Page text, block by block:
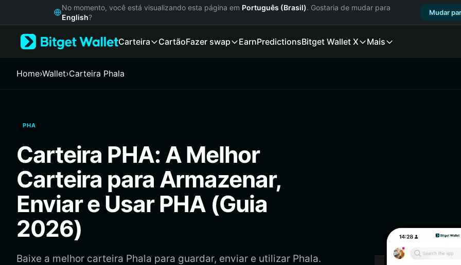
Русский
Italiano
繁體中文
Bahasa Indonesia
ภาษาไทย
Español
Português (Brasil)
Español (Argentina)
No momento, você está visualizando esta página em Português (Brasil). Gostaria de mudar para
English?
Mudar
Carteira CartãoFazer swap EarnPredictionsBitget Wallet X Mais
Home›Wallet›Carteira Phala
PHA
Carteira PHA: A Melhor
Carteira para Armazenar,
Enviar e Usar PHA (Guia
2026)
Baixe a melhor carteira Phala para guardar, enviar e utilizar Phala.